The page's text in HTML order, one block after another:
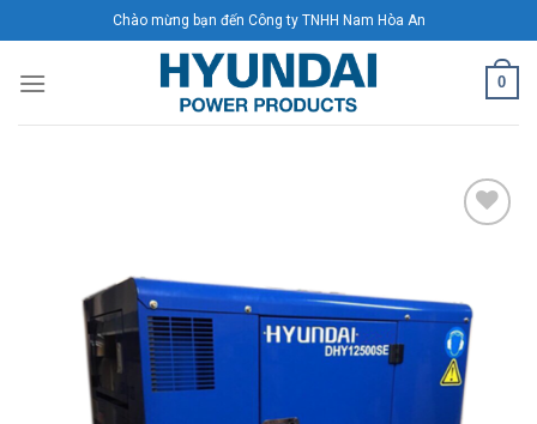
to
content
Chào mừng bạn đến Công ty TNHH Nam Hòa An
0